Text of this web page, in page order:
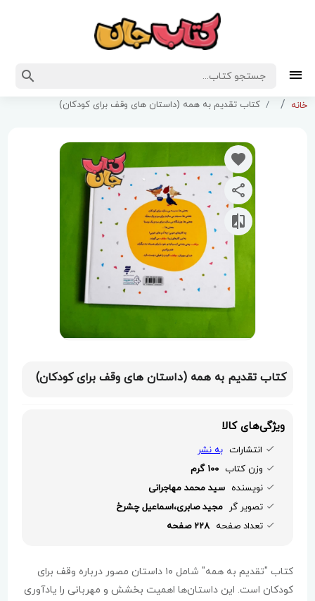
خانه کتاب تقدیم به همه (داستان های وقف برای کودکان)
کتاب تقدیم به همه (داستان های وقف برای کودکان)
ویژگی‌های کالا
انتشارات به نشر
وزن کتاب 100 گرم
نویسنده سید محمد مهاجرانی
تصویر گر مجید صابری،اسماعیل چشرخ
تعداد صفحه 228 صفحه
کتاب "تقدیم به همه" شامل ۱۰ داستان مصور درباره وقف برای
کودکان است. این داستان‌ها اهمیت بخشش و مهربانی را یادآوری